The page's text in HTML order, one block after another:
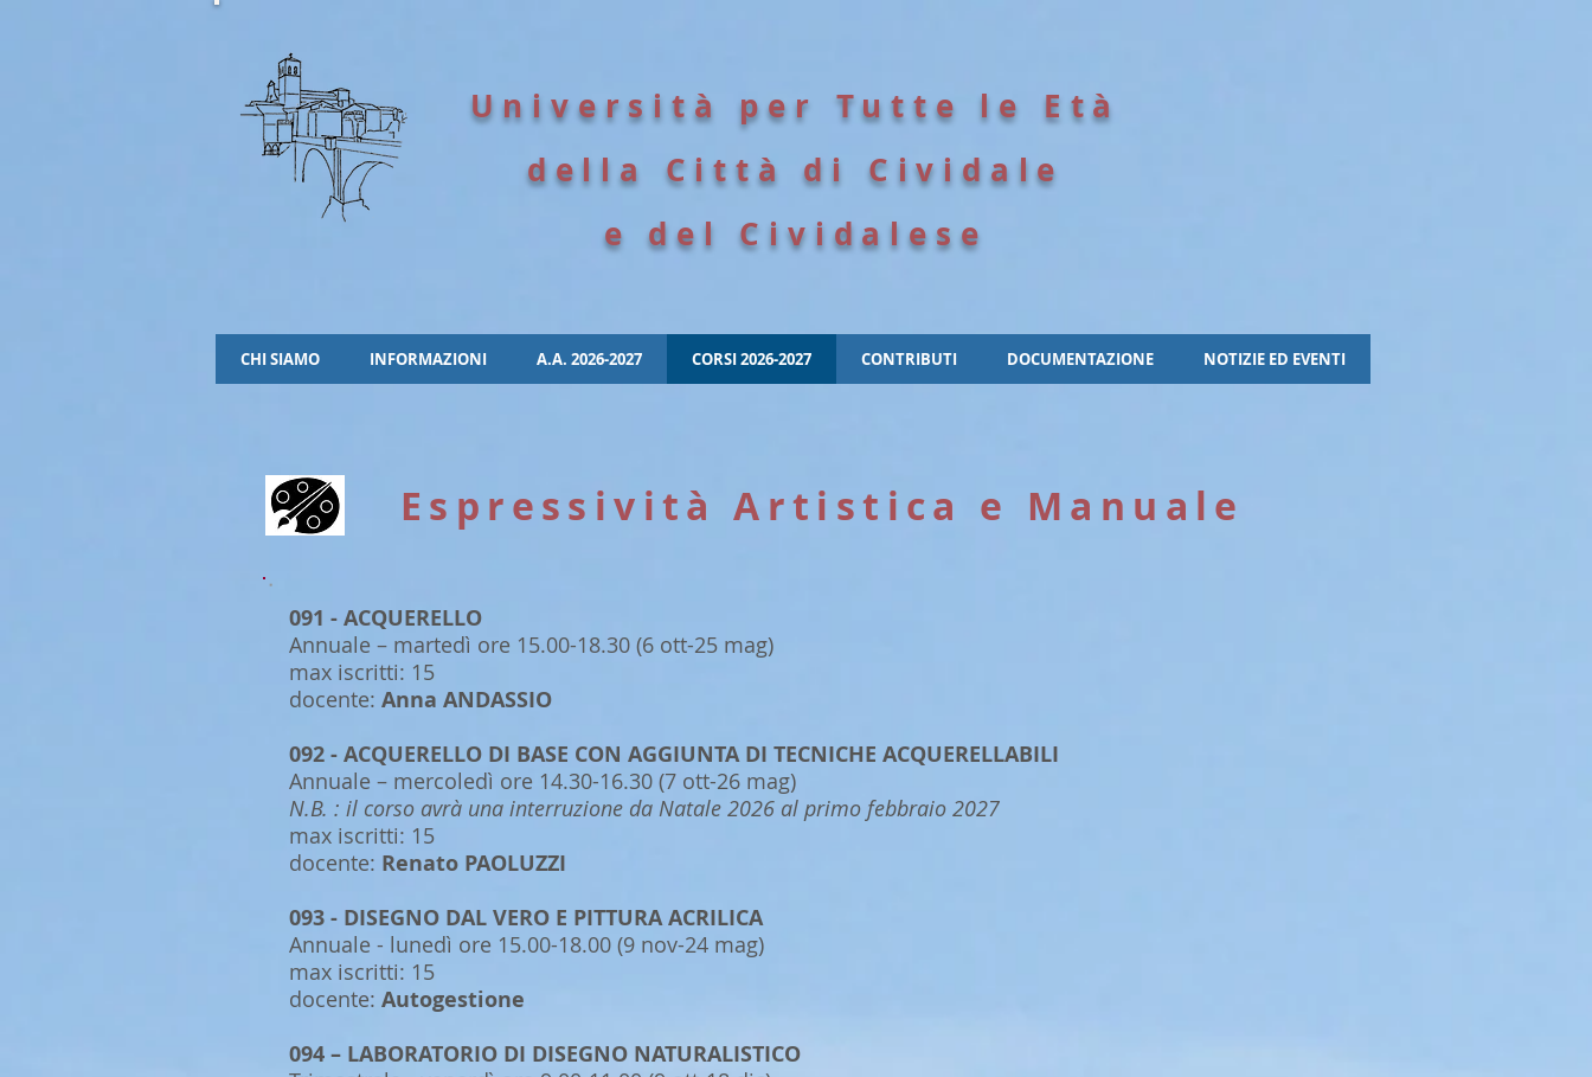
Università per Tutte le Età
della Città di Cividale
e del Cividalese
CHI SIAMO INFORMAZIONI A.A. 2026-2027 CORSI 2026-2027 CONTRIBUTI DOCUMENTAZIONE NOTIZIE ED EVENTI
Espressività Artistica e Manuale
091 - ACQUERELLO
Annuale – martedì ore 15.00-18.30 (6 ott-25 mag)
max iscritti: 15
docente: Anna ANDASSIO
092 - ACQUERELLO DI BASE CON AGGIUNTA DI TECNICHE ACQUERELLABILI
Annuale – mercoledì ore 14.30-16.30 (7 ott-26 mag)
N.B. : il corso avrà una interruzione da Natale 2026 al primo febbraio 2027
max iscritti: 15
docente: Renato PAOLUZZI
093 - DISEGNO DAL VERO E PITTURA ACRILICA
Annuale - lunedì ore 15.00-18.00 (9 nov-24 mag)
max iscritti: 15
docente: Autogestione
094 – LABORATORIO DI DISEGNO NATURALISTICO